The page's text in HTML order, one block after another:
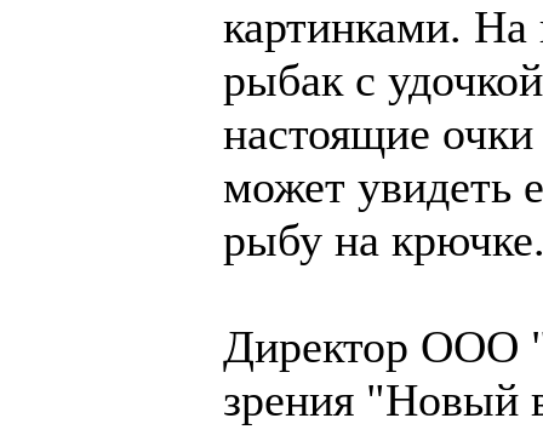
картинками.
рыбак с
настоящие
может увидеть
рыбу на
Директор ООО
зрения "Новый